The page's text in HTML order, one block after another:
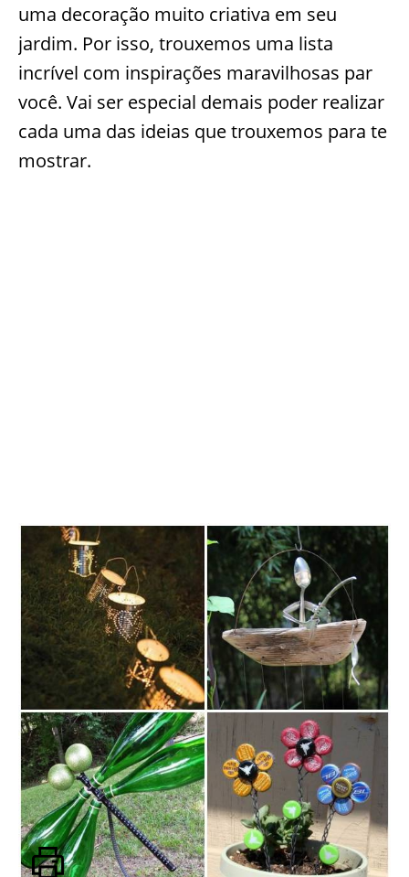
uma decoração muito criativa em seu
jardim. Por isso, trouxemos uma lista
incrível com inspirações maravilhosas par
você. Vai ser especial demais poder realizar
cada uma das ideias que trouxemos para te
mostrar.